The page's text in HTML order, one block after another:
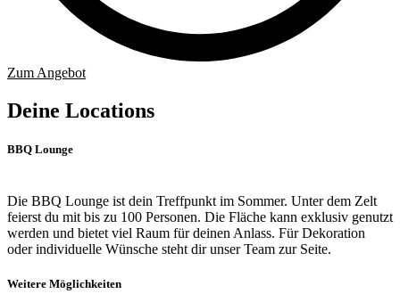
Zum Angebot
Deine Locations
BBQ Lounge
Die BBQ Lounge ist dein Treffpunkt im Sommer. Unter dem Zelt
feierst du mit bis zu 100 Personen. Die Fläche kann exklusiv genutzt
werden und bietet viel Raum für deinen Anlass. Für Dekoration
oder individuelle Wünsche steht dir unser Team zur Seite.
Weitere Möglichkeiten